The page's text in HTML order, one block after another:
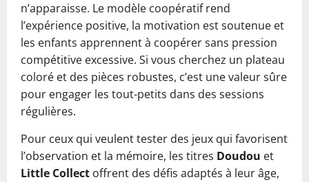
n’apparaisse. Le modèle coopératif rend
l’expérience positive, la motivation est soutenue et
les enfants apprennent à coopérer sans pression
compétitive excessive. Si vous cherchez un plateau
coloré et des pièces robustes, c’est une valeur sûre
pour engager les tout-petits dans des sessions
régulières.
Pour ceux qui veulent tester des jeux qui favorisent
l’observation et la mémoire, les titres Doudou et
Little Collect offrent des défis adaptés à leur âge,